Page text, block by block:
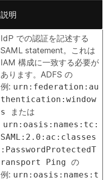
説明
IdP での認証を記述する
SAML statement。これは
IAM 構成に一致する必要が
あります。ADFS の
例: urn:federation:au
thentication:window
s
または
urn:oasis:names:tc:
SAML:2.0:ac:classes
:PasswordProtectedT
ransport Ping の
例: urn:oasis:names:t